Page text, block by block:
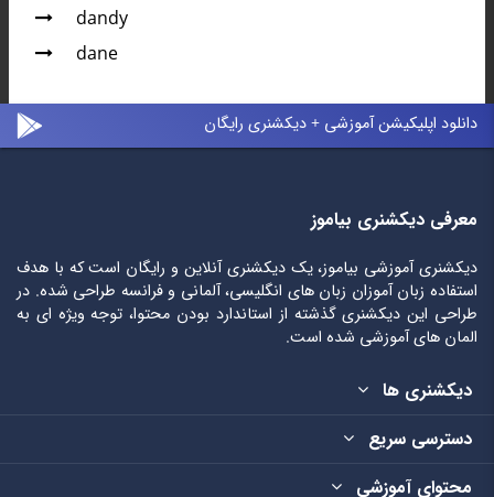
dandy
dane
دانلود اپلیکیشن آموزشی + دیکشنری رایگان
معرفی دیکشنری بیاموز
دیکشنری آموزشی بیاموز، یک دیکشنری آنلاین و رایگان است که با هدف
استفاده زبان آموزان زبان های انگلیسی، آلمانی و فرانسه طراحی شده. در
طراحی این دیکشنری گذشته از استاندارد بودن محتوا، توجه ویژه ای به
المان های آموزشی شده است.
دیکشنری ها
دسترسی سریع
محتوای آموزشی